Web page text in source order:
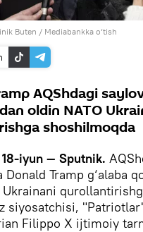
Buten / Mediabankka o‘tish
AQShdagi
oldin NATO
shoshilmoqda
18-iyun — Sputnik.
Tramp g‘alaba
Ukrainani
siyosatchisi,
Filippo X ijtimoiy